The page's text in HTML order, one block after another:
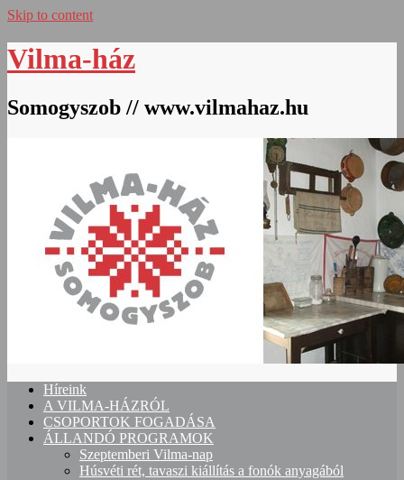
Skip to content
Vilma-ház
Somogyszob // www.vilmahaz.hu
Híreink
A VILMA-HÁZRÓL
CSOPORTOK FOGADÁSA
ÁLLANDÓ PROGRAMOK
Szeptemberi Vilma-nap
Húsvéti rét, tavaszi kiállítás a fonók anyagából